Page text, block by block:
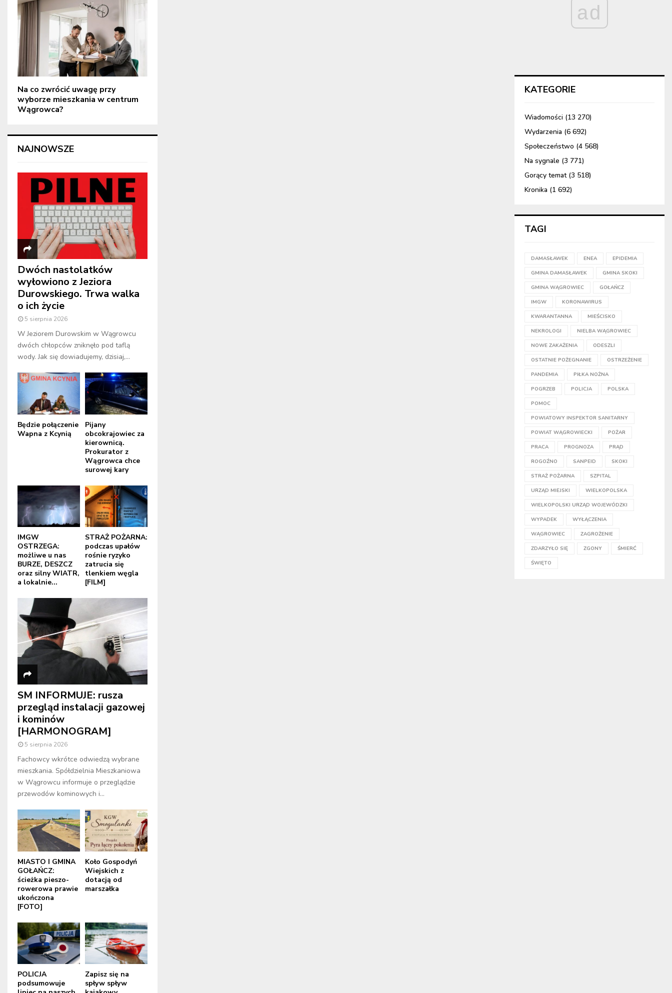
Na co zwrócić uwagę przy
wyborze mieszkania w centrum
Wągrowca?
NAJNOWSZE
Dwóch nastolatków
wyłowiono z Jeziora
Durowskiego. Trwa walka
o ich życie
5 sierpnia 2026
W Jeziorem Durowskim w Wągrowcu
dwóch chłopców zniknęło pod taflą
wody. Jak się dowiadujemy, dzisiaj,...
Będzie połączenie
Wapna z Kcynią
Pijany
obcokrajowiec za
kierownicą.
Prokurator z
Wągrowca chce
surowej kary
IMGW
OSTRZEGA:
możliwe u nas
BURZE, DESZCZ
oraz silny WIATR,
a lokalnie...
STRAŻ POŻARNA:
podczas upałów
rośnie ryzyko
zatrucia się
tlenkiem węgla
[FILM]
SM INFORMUJE: rusza
przegląd instalacji gazowej
i kominów
[HARMONOGRAM]
5 sierpnia 2026
Fachowcy wkrótce odwiedzą wybrane
mieszkania. Spółdzielnia Mieszkaniowa
w Wągrowcu informuje o przeglądzie
przewodów kominowych i...
MIASTO I GMINA
GOŁAŃCZ:
ścieżka pieszo-
rowerowa prawie
ukończona
[FOTO]
Koło Gospodyń
Wiejskich z
dotacją od
marszałka
POLICJA
podsumowuje
Zapisz się na
spływ spływ
ad
KATEGORIE
Wiadomości (13 270)
Wydarzenia (6 692)
Społeczeństwo (4 568)
Na sygnale (3 771)
Gorący temat(3 518)
Kronika (1 692)
TAGI
DAMASŁAWEK ENEA EPIDEMIA
GMINA DAMASŁAWEK GMINA SKOKI
GMINA WĄGROWIEC GOŁAŃCZ
IMGW KORONAWIRUS
KWARANTANNA MIEŚCISKO
NEKROLOGI NIELBA WĄGROWIEC
NOWE ZAKAŻENIA ODESZLI
OSTATNIE POŻEGNANIE OSTRZEŻENIE
PANDEMIA PIŁKA NOŻNA
POGRZEB POLICJA POLSKA
POMOC
POWIATOWY INSPEKTOR SANITARNY
POWIAT WĄGROWIECKI POŻAR
PRACA PROGNOZA PRĄD
ROGOŹNO SANPEID SKOKI
STRAŻ POŻARNA SZPITAL
URZĄD MIEJSKI WIELKOPOLSKA
WIELKOPOLSKI URZĄD WOJEWÓDZKI
WYPADEK WYŁĄCZENIA
WĄGROWIEC ZAGROŻENIE
ZDARZYŁO SIĘ ZGONY ŚMIERĆ
ŚWIĘTO